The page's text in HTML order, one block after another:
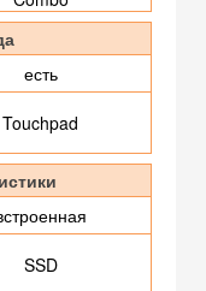
есть
Touchpad
SSD